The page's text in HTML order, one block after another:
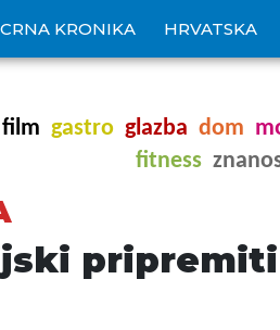
CRNA KRONIKA HRVATSKA
film gastro glazba dom
fitness
pripremiti